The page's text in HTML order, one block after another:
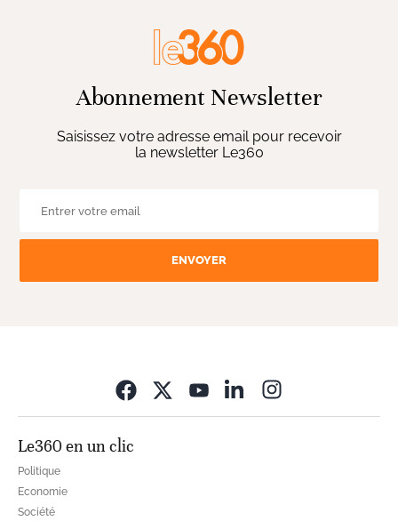
Abonnement Newsletter
Saisissez votre adresse email pour recevoir
la newsletter Le360
ENVOYER
Le360 en un clic
Politique
Economie
Société